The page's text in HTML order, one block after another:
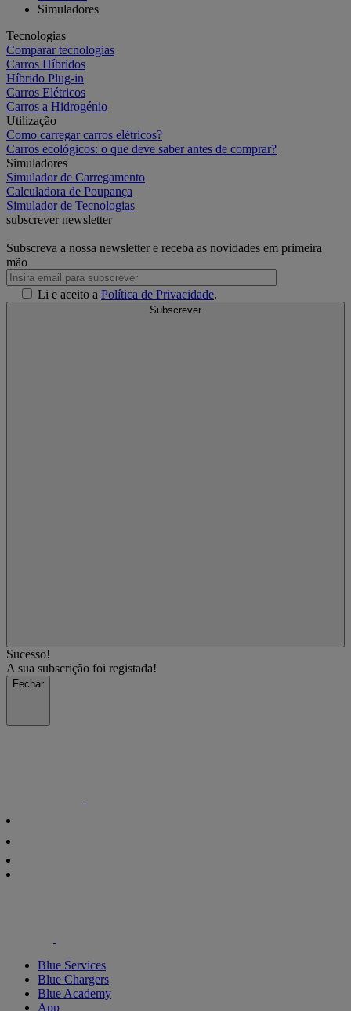
Simuladores
Tecnologias
Comparar tecnologias
Carros Híbridos
Híbrido Plug-in
Carros Elétricos
Carros a Hidrogénio
Utilização
Como carregar carros elétricos?
Carros ecológicos: o que deve saber antes de comprar?
Simuladores
Simulador de Carregamento
Calculadora de Poupança
Simulador de Tecnologias
subscrever newsletter
Subscreva a nossa newsletter e receba as novidades em primeira
mão
Li e aceito a Política de Privacidade.
Subscrever
Sucesso!
A sua subscrição foi registada!
Fechar
Blue Services
Blue Chargers
Blue Academy
App